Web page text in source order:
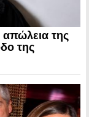
απώλεια της
της